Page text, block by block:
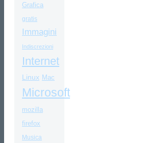
Grafica
gratis
Immagini
Indiscrezioni
Internet
Linux Mac
Microsoft
mozilla
firefox
Musica